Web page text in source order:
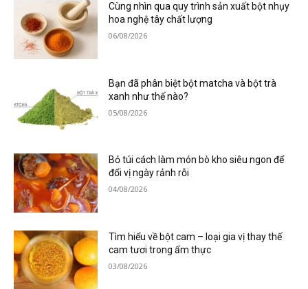
Cùng nhìn qua quy trình sản xuất bột nhụy
hoa nghệ tây chất lượng
06/08/2026
Bạn đã phân biệt bột matcha và bột trà
xanh như thế nào?
05/08/2026
Bỏ túi cách làm món bò kho siêu ngon để
đổi vị ngày rảnh rỗi
04/08/2026
Tìm hiểu về bột cam – loại gia vị thay thế
cam tươi trong ẩm thực
03/08/2026